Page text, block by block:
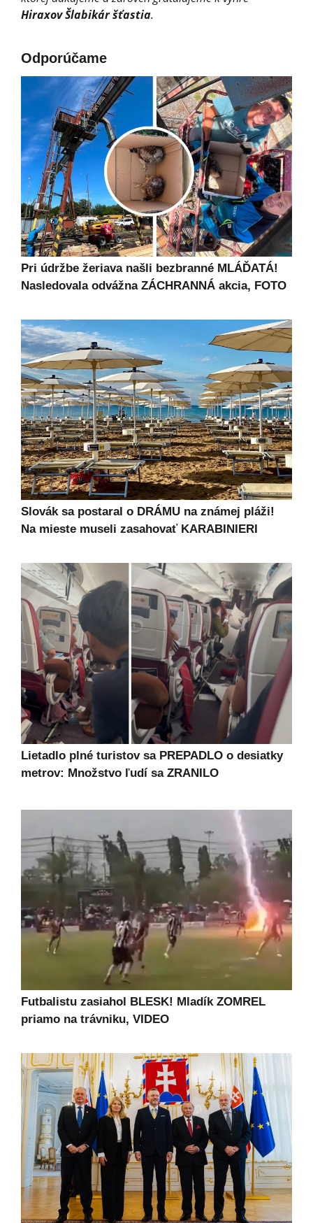
Hiraxov Šlabikár šťastia.
Odporúčame
Pri údržbe žeriava našli bezbranné MLÁĎATÁ!
Nasledovala odvážna ZÁCHRANNÁ akcia, FOTO
Slovák sa postaral o DRÁMU na známej pláži!
Na mieste museli zasahovať KARABINIERI
Lietadlo plné turistov sa PREPADLO o desiatky
metrov: Množstvo ľudí sa ZRANILO
Futbalistu zasiahol BLESK! Mladík ZOMREL
priamo na trávniku, VIDEO